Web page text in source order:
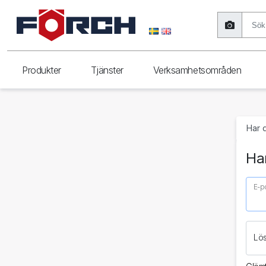
Produkter Tjänster Verksamhetsområden
Har
E-